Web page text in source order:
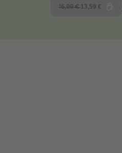
16,99 €13,59 €